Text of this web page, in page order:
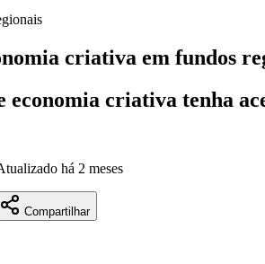
criativa em fundos
criativa tenha
há 2 meses
Compartilhar